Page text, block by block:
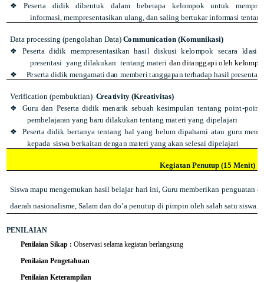
❖ Peserta didik dibentuk dalam beberapa kelompok untuk mempr
informasi, mempresentasikan ulang, dan saling bertukar informasi tentan
Data processing (pengolahan Data) Communication(Komunikasi)
❖
Peserta didik mempresentasikan hasil diskusi kelompok secara klasi
presentasi yangdilakukan tentang materi danditanggapioleh kelompo
❖
Pesertadidik mengamatidan memberitanggapanterhadap hasil presentas
Verification (pembuktian) Creativity(Kreativitas)
❖
Guru dan Peserta didik menarik sebuah kesimpulan tentang point-poin
pembelajaran yang baru dilakukan tentang materi yang dipelajari
❖
Peserta didik bertanya tentang hal yang belum dipahami atau guru men
kepada siswaberkaitandengan materi yang akan selesai dipelajari
Kegiatan Penutup (15 Menit)
Siswa mapu mengemukan hasil belajar hari ini, Guru memberikan penguatan
daerah nasionalisme, Salam dan do’a penutup di pimpin oleh salah satu siswa.
PENILAIAN
Penilaian Sikap :Observasi selama kegiatan berlangsung
Penilaian Pengetahuan
Penilaian Keterampilan